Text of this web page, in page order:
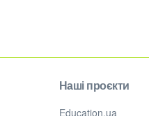
Наші проєкти
Education.ua